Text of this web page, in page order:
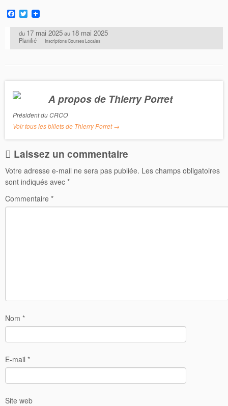
F
a
c
e
b
T
w
i
t
t
du 17 mai 2025 au 18 mai 2025
Planifié Inscriptions Courses Locales
A propos de Thierry Porret
Président du CRCO
Voir tous les billets de Thierry Porret→
Laissez un commentaire
Votre adresse e-mail ne sera pas publiée. Les champs obligatoires
sont indiqués avec *
Commentaire *
Nom *
E-mail *
Site web